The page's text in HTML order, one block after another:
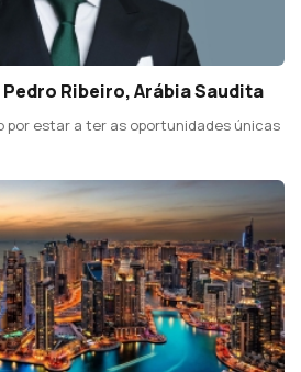
Ribeiro, Arábia Saudita
por estar a ter as oportunidades únicas